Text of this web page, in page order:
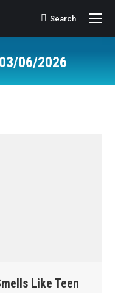
Search:
Search
03/06/2026
Like Teen